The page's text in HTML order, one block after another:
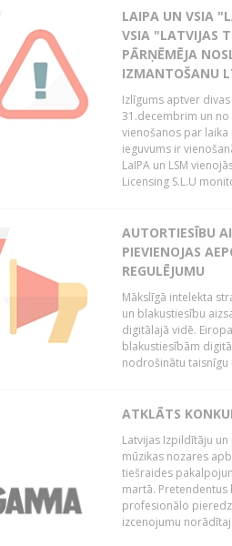
LAIPA UN VSIA
VSIA "LATVIJAS
PĀRŅĒMĒJA
IZMANTOŠANU
Izlīgums aptver
31.decembrim un no
vienošanos par
ieguvums ir
LaIPA un LSM
Licensing S.L.U
AUTORTIESĪBU
PIEVIENOJAS
REGULĒJUMU
Mākslīgā intelekta
un blakustiesību
digitālajā vidē.
blakustiesībām
nodrošinātu taisnīgu
ATKLĀTS
Latvijas Izpildītāju
mūzikas nozares
tiešraides
martā. Pretendentus
profesionālo
izcenojumu